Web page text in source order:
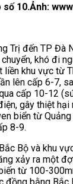
số 10.Ảnh:
Trị đến TP Đà
khó đi
khu vực từ
lên cấp 6-7,
cấp 10-12
gây thiệt
biển từ
8-9.
Bộ và khu
xảy ra một
từ 100-